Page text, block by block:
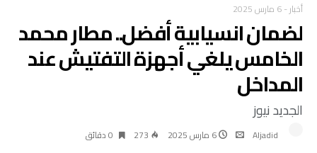
أخبار-6 مارس 2025
لضمان انسيابية أفضل.. مطار محمد
الخامس يلغي أجهزة التفتيش عند
المداخل
الجديد نيوز
Aljadid 6 مارس 2025 273 0 ‫دقائق‬